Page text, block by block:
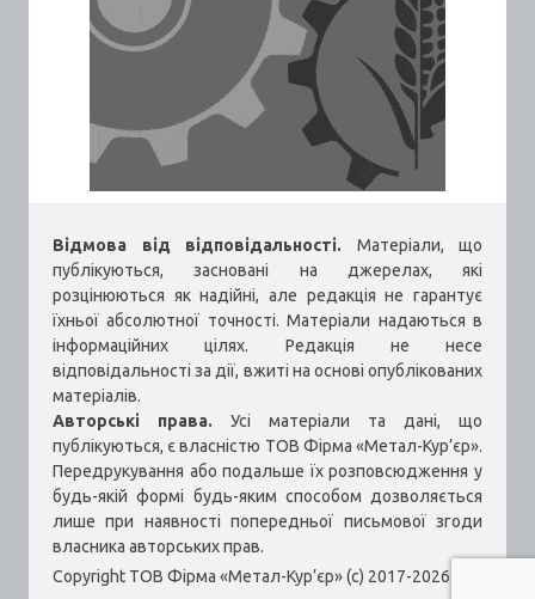
Відмова від відповідальності. Матеріали, що
публікуються, засновані на джерелах, які
розцінюються як надійні, але редакція не гарантує
їхньої абсолютної точності. Матеріали надаються в
інформаційних цілях. Редакція не несе
відповідальності за дії, вжиті на основі опублікованих
матеріалів.
Авторські права. Усі матеріали та дані, що
публікуються, є власністю ТОВ Фірма «Метал-Кур’єр».
Передрукування або подальше їх розповсюдження у
будь-якій формі будь-яким способом дозволяється
лише при наявності попередньої письмової згоди
власника авторських прав.
Copyright ТОВ Фірма «Метал-Кур’єр» (c) 2017-2026